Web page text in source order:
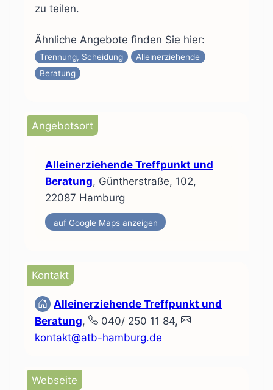
zu teilen.
Ähnliche Angebote finden Sie hier:
Trennung, Scheidung
Alleinerziehende
Beratung
Angebotsort
Alleinerziehende Treffpunkt und
Beratung, Güntherstraße, 102,
22087 Hamburg
auf Google Maps anzeigen
Kontakt
Alleinerziehende Treffpunkt und
Beratung,
040/ 250 11 84,
kontakt@atb-hamburg.de
Webseite